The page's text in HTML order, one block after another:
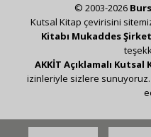
© 2003-2026
Kutsal Kitap çevirisini
Kitabı Mukaddes
AKKİT Açıklamalı Kutsal
izinleriyle sizlere sunuyoruz.